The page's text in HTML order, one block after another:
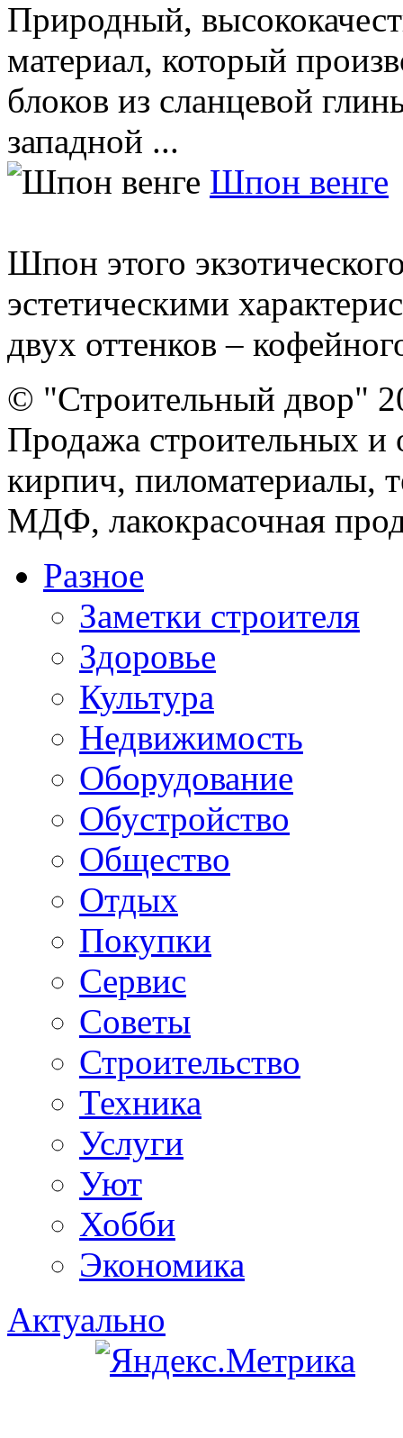
Природный,
материал, который
блоков из сланцевой
западной ...
Шпон венге
Шпон этого
эстетическими
двух оттенков –
© "Строительный двор"
Продажа строительных и
кирпич, пиломатериалы,
МДФ, лакокрасочная
Разное
Заметки строителя
Здоровье
Культура
Недвижимость
Оборудование
Обустройство
Общество
Отдых
Покупки
Сервис
Советы
Строительство
Техника
Услуги
Уют
Хобби
Экономика
Актуально